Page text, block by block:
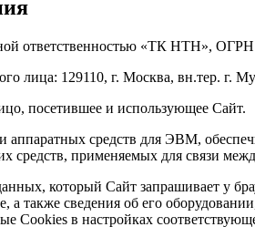
ответственностью «ТК НТН»,
лица: 129110, г. Москва, вн.тер.
посетившее и использующее Сайт.
аппаратных средств для ЭВМ,
средств, применяемых для связи
который Сайт запрашивает у
а также сведения об его
Сookies в настройках